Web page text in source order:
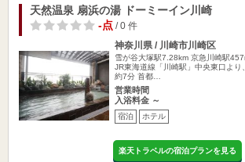
天然温泉 扇浜の湯 ドーミーイン川崎
-点/ 0 件
神奈川県 / 川崎市川崎区
雪が谷大塚駅7.28km 京急川崎駅
JR東海道線「川崎駅」中央東口より
約7分 首都…
営業時間
入浴料金 ～
宿泊 ホテル
楽天トラベルの宿泊プランを見る